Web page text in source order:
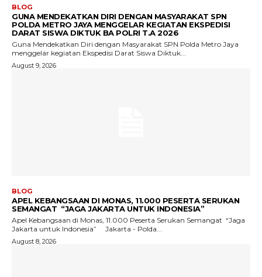
BLOG
GUNA MENDEKATKAN DIRI DENGAN MASYARAKAT SPN
POLDA METRO JAYA MENGGELAR KEGIATAN EKSPEDISI
DARAT SISWA DIKTUK BA POLRI T.A 2026
Guna Mendekatkan Diri dengan Masyarakat SPN Polda Metro Jaya
menggelar kegiatan Ekspedisi Darat Siswa Diktuk...
August 9, 2026
BLOG
APEL KEBANGSAAN DI MONAS, 11.000 PESERTA SERUKAN
SEMANGAT “JAGA JAKARTA UNTUK INDONESIA”
Apel Kebangsaan di Monas, 11.000 Peserta Serukan Semangat “Jaga
Jakarta untuk Indonesia” Jakarta - Polda...
August 8, 2026